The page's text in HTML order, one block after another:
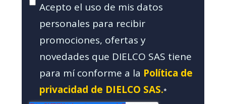
Acepto el uso de mis datos
personales para recibir
promociones, ofertas y
novedades que DIELCO SAS tiene
para mí conforme a la Política de
privacidad de DIELCO SAS.*